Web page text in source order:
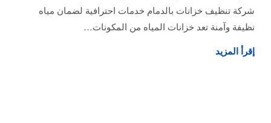
شركة تنظيف خزانات بالدمام خدمات احترافية لضمان مياه
نظيفة وآمنة تعد خزانات المياه من المكونات…
إقرأ المزيد